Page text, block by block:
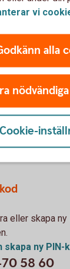
dig i
aktivera
kod för
Kundcenter
BankID eller
BankID
eller skapa
skapa ny PIN-
58 60
vi
alla
Cookie-